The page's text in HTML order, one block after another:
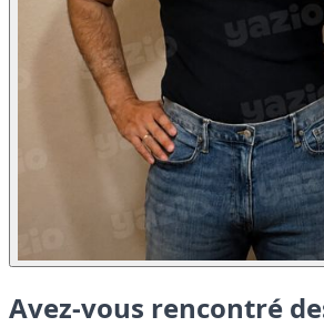
Avez-vous rencontré